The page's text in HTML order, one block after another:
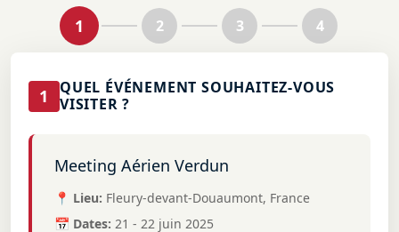
1 2 3 4
1
QUEL ÉVÉNEMENT SOUHAITEZ-VOUS
VISITER ?
Meeting Aérien Verdun
📍 Lieu: Fleury-devant-Douaumont, France
📅 Dates: 21 - 22 juin 2025